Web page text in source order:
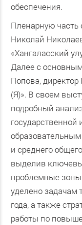
обеспечения.
Пленарную
Николай
«Хангаласский
Далее с
Попова,
(Я)». В своем
подробный
государственной
и среднего
выделив
проблемные
уделено задачам
года, а также
работы по